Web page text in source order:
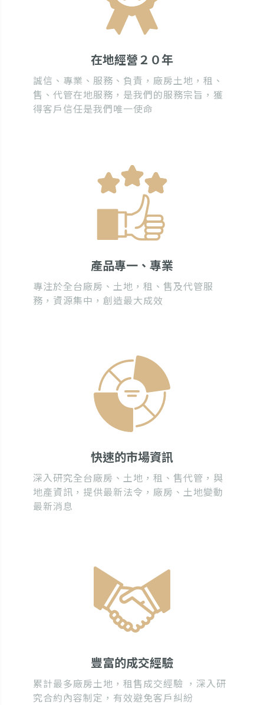
在地經營２０年
誠信、專業、服務、負責，廠房土地，租、
售、代管在地服務，是我們的服務宗旨，獲
得客戶信任是我們唯一使命
產品專一、專業
專注於全台廠房、土地，租、售及代管服
務，資源集中，創造最大成效
快速的市場資訊
深入研究全台廠房、土地，租、售代管，與
地產資訊，提供最新法令，廠房、土地變動
最新消息
豐富的成交經驗
累計最多廠房土地，租售成交經驗 ，深入研
究合約內容制定，有效避免客戶糾紛